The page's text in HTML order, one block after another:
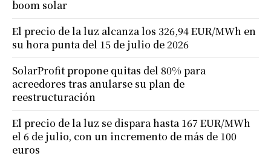
boom solar
El precio de la luz alcanza los 326,94 EUR/MWh en
su hora punta del 15 de julio de 2026
SolarProfit propone quitas del 80% para
acreedores tras anularse su plan de
reestructuración
El precio de la luz se dispara hasta 167 EUR/MWh
el 6 de julio, con un incremento de más de 100
euros